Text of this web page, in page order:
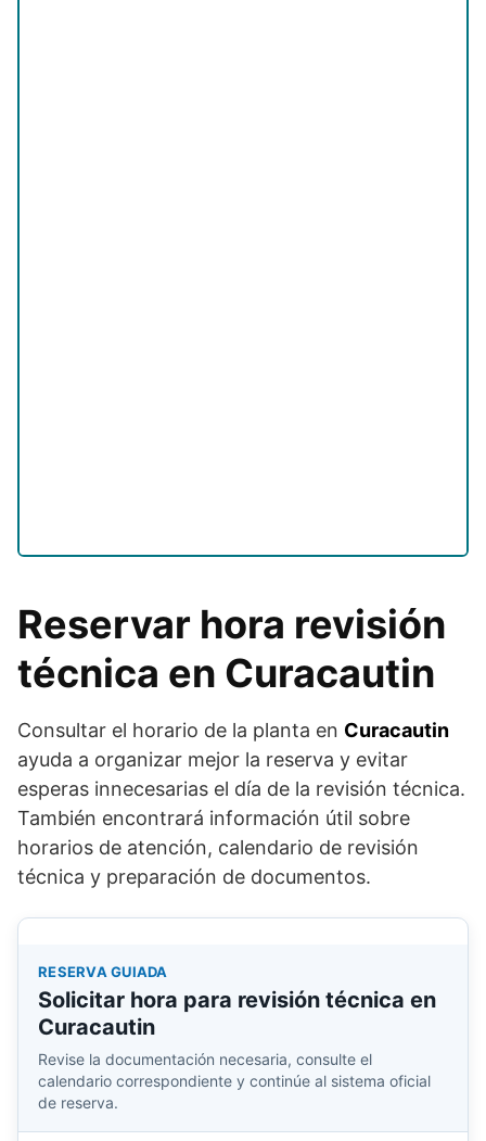
Reservar hora revisión
técnica en Curacautin
Consultar el horario de la planta en Curacautin
ayuda a organizar mejor la reserva y evitar
esperas innecesarias el día de la revisión técnica.
También encontrará información útil sobre
horarios de atención, calendario de revisión
técnica y preparación de documentos.
RESERVA GUIADA
Solicitar hora para revisión técnica en
Curacautin
Revise la documentación necesaria, consulte el
calendario correspondiente y continúe al sistema oficial
de reserva.